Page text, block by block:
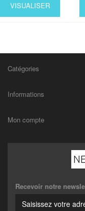
VISUALISER
Catégories
Informations
Mon compte
Recevoir notre